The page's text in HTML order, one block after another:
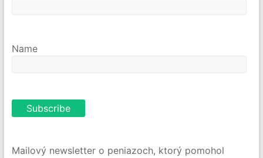
Name
Mailový newsletter o peniazoch, ktorý pomohol